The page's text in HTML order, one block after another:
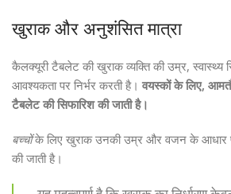
खुराक और अनुशंसित मात्रा
कैलक्यूरी टैबलेट की खुराक व्यक्ति की उम्र, स्वास्थ्य
आवश्यकता पर निर्भर करती है। वयस्कों के लिए,
टैबलेट की सिफारिश की जाती है।
बच्चोंके लिए खुराक उनकी उम्र और वजन के आधार पर
की जाती है।